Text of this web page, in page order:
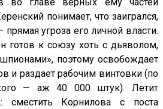
во главе верных ему частей
понимает, что заигрался,
угроза его личной власти.
готов к союзу хоть с дьяволом,
поэтому освобождает
и раздает рабочим винтовки (по
— аж 40 000 штук). Летит
сместить Корнилова с поста